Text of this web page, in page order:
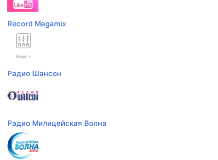
Record Megamix
Радио Шансон
Радио Милицейская Волна